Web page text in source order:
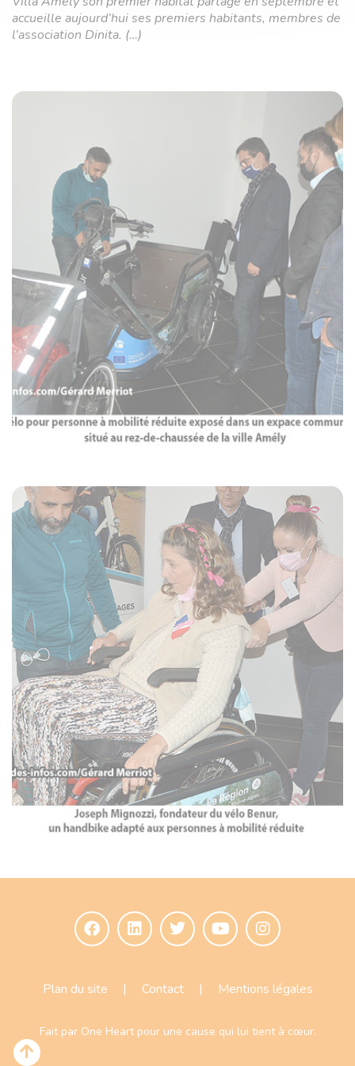
accueille aujourd’hui ses premiers habitants, membres de
l’association Dinita. (…)
Plan du site | Contact | Mentions légales
Fait par One Heartpour une cause qui lui tient à cœur.